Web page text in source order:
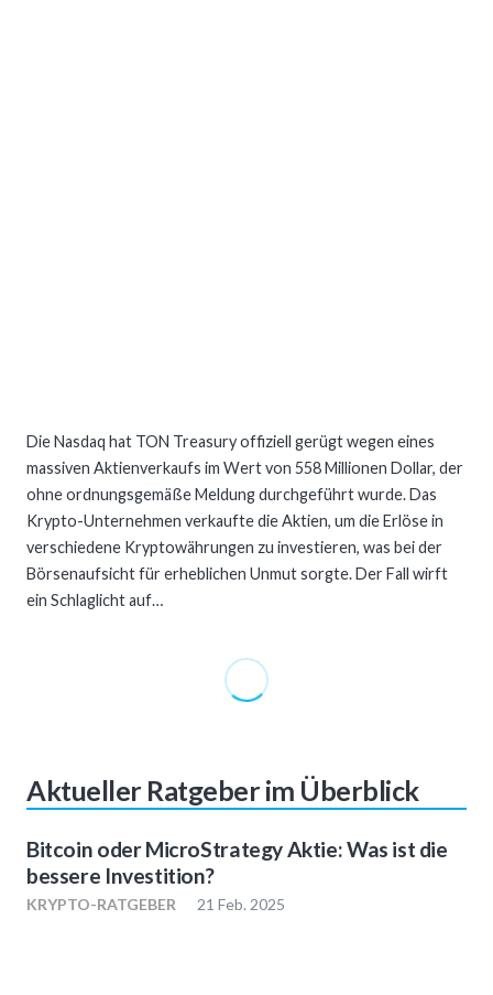
Die Nasdaq hat TON Treasury offiziell gerügt wegen eines
massiven Aktienverkaufs im Wert von 558 Millionen Dollar, der
ohne ordnungsgemäße Meldung durchgeführt wurde. Das
Krypto-Unternehmen verkaufte die Aktien, um die Erlöse in
verschiedene Kryptowährungen zu investieren, was bei der
Börsenaufsicht für erheblichen Unmut sorgte. Der Fall wirft
ein Schlaglicht auf…
Aktueller Ratgeber im Überblick
Bitcoin oder MicroStrategy Aktie: Was ist die
bessere Investition?
KRYPTO-RATGEBER 21 Feb. 2025